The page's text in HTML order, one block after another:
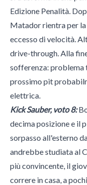
Edizione Penalità.
Matador rientra per
eccesso di velocità.
drive-through. Alla
sofferenza: problema
prossimo pit
elettrica.
Kick Sauber, voto 8:
decima posizione e il
sorpasso all'esterno
andrebbe studiata al
più convincente, il
correre in casa, a